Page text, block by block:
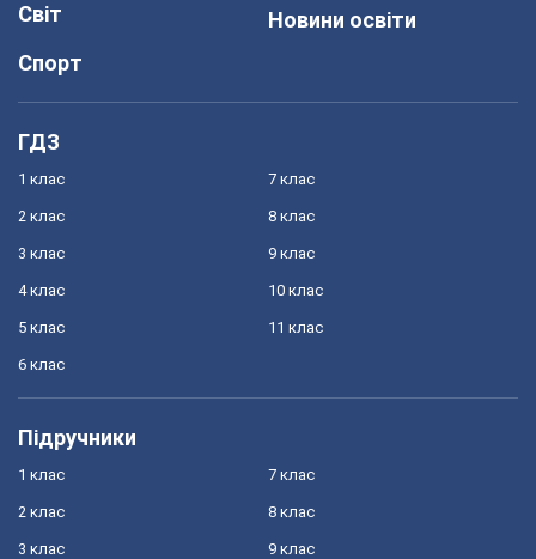
Світ
Спорт
Новини освіти
ГДЗ
1 клас
2 клас
3 клас
4 клас
5 клас
6 клас
7 клас
8 клас
9 клас
10 клас
11 клас
Підручники
1 клас
2 клас
3 клас
7 клас
8 клас
9 клас